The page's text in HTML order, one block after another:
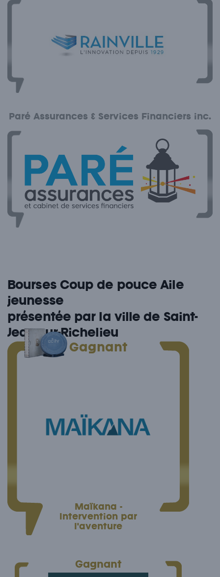
Paré Assurances & Services Financiers inc.
Bourses Coup de pouce Aile
jeunesse
présentée par la ville de Saint-
Jean-sur-Richelieu
Gagnant
Maïkana -
Intervention par
l'aventure
Gagnant